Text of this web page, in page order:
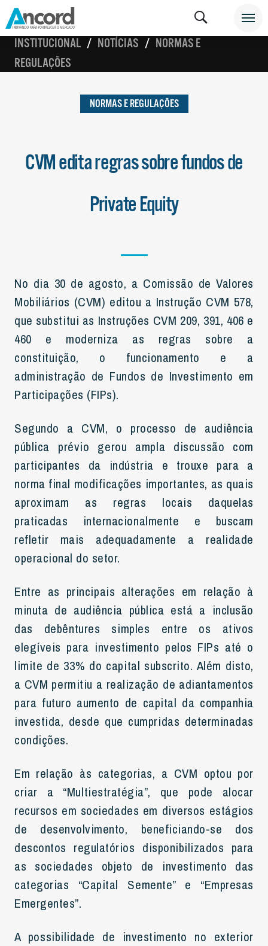
INSTITUCIONAL NOTÍCIAS
NORMAS E
REGULAÇÕES
NORMAS E REGULAÇÕES
CVM edita regras sobre fundos de
Private Equity
No dia 30 de agosto, a Comissão de Valores
Mobiliários (CVM) editou a Instrução CVM 578,
que substitui as Instruções CVM 209, 391, 406 e
460 e moderniza as regras sobre a
constituição, o funcionamento e a
administração de Fundos de Investimento em
Participações (FIPs).
Segundo a CVM, o processo de audiência
pública prévio gerou ampla discussão com
participantes da indústria e trouxe para a
norma final modificações importantes, as quais
aproximam as regras locais daquelas
praticadas internacionalmente e buscam
refletir mais adequadamente a realidade
operacional do setor.
Entre as principais alterações em relação à
minuta de audiência pública está a inclusão
das debêntures simples entre os ativos
elegíveis para investimento pelos FIPs até o
limite de 33% do capital subscrito. Além disto,
a CVM permitiu a realização de adiantamentos
para futuro aumento de capital da companhia
investida, desde que cumpridas determinadas
condições.
Em relação às categorias, a CVM optou por
criar a “Multiestratégia”, que pode alocar
recursos em sociedades em diversos estágios
de desenvolvimento, beneficiando-se dos
descontos regulatórios disponibilizados para
as sociedades objeto de investimento das
categorias “Capital Semente” e “Empresas
Emergentes”.
A possibilidade de investimento no exterior